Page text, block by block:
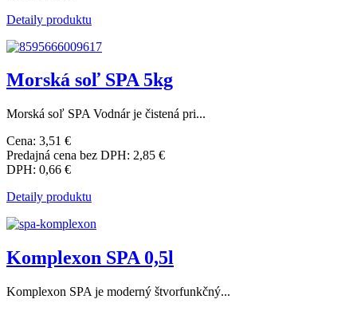
Detaily produktu
Morská soľ SPA 5kg
Morská soľ SPA Vodnár je čistená pri...
Cena: 3,51 €
Predajná cena bez DPH: 2,85 €
DPH: 0,66 €
Detaily produktu
Komplexon SPA 0,5l
Komplexon SPA je moderný štvorfunkčný...